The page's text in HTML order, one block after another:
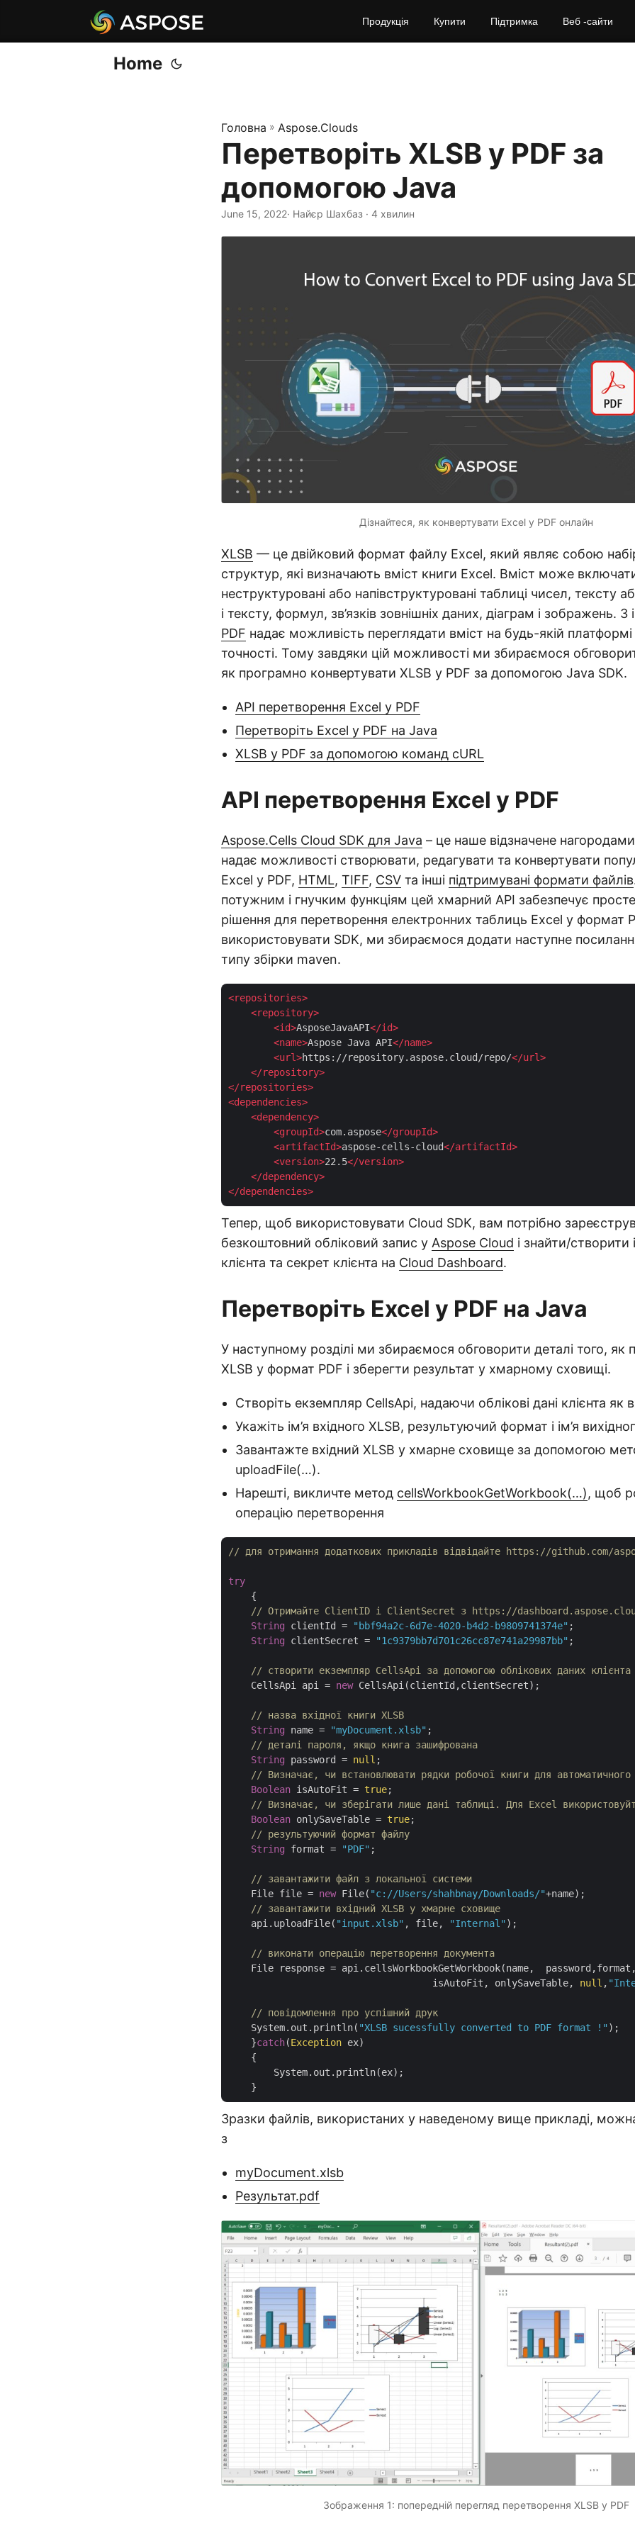
Продукція Купити Підтримка Веб -сайти
Home
Головна » Aspose.Clouds
Перетворіть XLSB у PDF за
допомогою Java
June 15, 2022· Найєр Шахбаз · 4 хвилин
Дізнайтеся, як конвертувати Excel у PDF онлайн
XLSB — це двійковий формат файлу Excel, який являє собою набір
структур, які визначають вміст книги Excel. Вміст може
неструктуровані або напівструктуровані таблиці чисел, тексту
і тексту, формул, зв’язків зовнішніх даних, діаграм і зображень. З
PDF надає можливість переглядати вміст на будь-якій
точності. Тому завдяки цій можливості ми збираємося
як програмно конвертувати XLSB у PDF за допомогою Java SDK.
API перетворення Excel у PDF
Перетворіть Excel у PDF на Java
XLSB у PDF за допомогою команд cURL
API перетворення Excel у PDF
Aspose.Cells Cloud SDK для Java – це наше відзначене
надає можливості створювати, редагувати та конвертувати
Excel у PDF, HTML, TIFF, CSV та інші підтримувані формати файлів
потужним і гнучким функціям цей хмарний API забезпечує
рішення для перетворення електронних таблиць Excel у формат
використовувати SDK, ми збираємося додати наступне
типу збірки maven.
<repositories>
<repository>
<id>AsposeJavaAPI</id>
<name>Aspose Java API</name>
<url>https://repository.aspose.cloud/repo/</url>
</repository>
</repositories>
<dependencies>
<dependency>
<groupId>com.aspose</groupId>
<artifactId>aspose-cells-cloud</artifactId>
<version>22.5</version>
</dependency>
</dependencies>
Тепер, щоб використовувати Cloud SDK, вам потрібно
безкоштовний обліковий запис у Aspose Cloud і знайти/створити
клієнта та секрет клієнта на Cloud Dashboard.
Перетворіть Excel у PDF на Java
У наступному розділі ми збираємося обговорити деталі того, як
XLSB у формат PDF і зберегти результат у хмарному сховищі.
Створіть екземпляр CellsApi, надаючи облікові дані клієнта як
Укажіть ім’я вхідного XLSB, результуючий формат і ім’я
Завантажте вхідний XLSB у хмарне сховище за допомогою
uploadFile(…).
Нарешті, викличте метод cellsWorkbookGetWorkbook(…), щоб
операцію перетворення
// для отримання додаткових прикладів відвідайте https://github.com/
try
    {
// Отримайте ClientID і ClientSecret з https://
String clientId = "bbf94a2c-6d7e-4020-b4d2-b9809741374e" ;
String clientSecret = "1c9379bb7d701c26cc87e741a29987bb" ;
// створити екземпляр CellsApi за допомогою облікових даних клієнта
    CellsApi api =
new CellsApi(clientId,clientSecret);
// назва вхідної книги XLSB
String name = "myDocument.xlsb" ;
// деталі пароля, якщо книга зашифрована
String password = null ;
// Визначає, чи встановлювати рядки робочої книги для автоматичного
Boolean isAutoFit = true;
// Визначає, чи зберігати лише дані таблиці. Для Excel
Boolean onlySaveTable = true;
// результуючий формат файлу
String format = "PDF" ;
// завантажити файл з локальної системи
    File file =
new File( "c://Users/shahbnay/Downloads/"+name);
// завантажити вхідний XLSB у хмарне сховище
    api.uploadFile(
"input.xlsb" , file, "Internal" );
// виконати операцію перетворення документа
File response = api.cellsWorkbookGetWorkbook(name,
			            isAutoFit, onlySaveTable,
null ,
// повідомлення про успішний друк
    System.out.println(
"XLSB sucessfully converted to PDF format !" );
    }
catch(Exception ex)
    {
        System.out.println(ex);
Зразки файлів, використаних у наведеному вище прикладі,
з
myDocument.xlsb
Результат.pdf
Зображення 1: попередній перегляд перетворення XLSB у PDF